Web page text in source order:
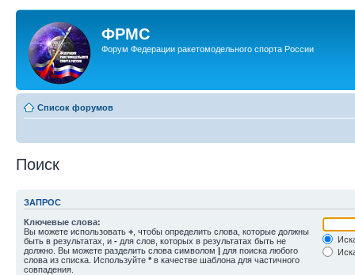
ФРМС
Форум Федерации ракетомодельного спорта России
Список форумов
Поиск
ЗАПРОС
Ключевые слова:
Вы можете использовать + , чтобы определить слова, которые должны
быть в результатах, и - для слов, которых в результатах быть не
должно. Вы можете разделить слова символом | для поиска любого
слова из списка. Используйте * в качестве шаблона для частичного
совпадения.